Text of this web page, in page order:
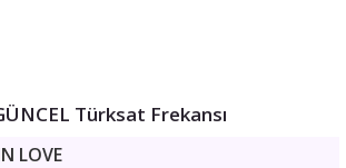
Türksat Frekansı
LOVE